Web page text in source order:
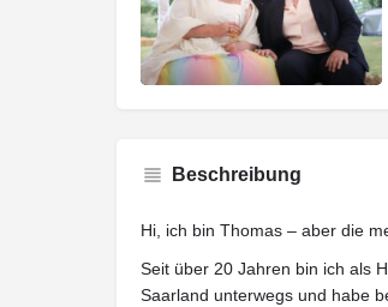
Beschreibung
Hi, ich bin Thomas – aber die
Seit über 20 Jahren bin ich als
Saarland unterwegs und habe